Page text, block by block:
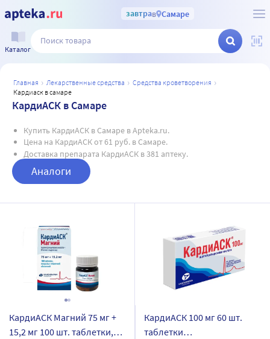
завтрав Самаре
Каталог
главная лекарственные средства
средства кроветворения
кардиаск в самаре
КардиАСК в Самаре
Купить КардиАСК в Самаре в Apteka.ru.
Цена на КардиАСК от 61 руб. в Самаре.
Доставка препарата КардиАСК в 381 аптеку.
Аналоги
КардиАСК Магний 75 мг +
15,2 мг 100 шт. таблетки,
КардиАСК 100 мг 60 шт.
таблетки